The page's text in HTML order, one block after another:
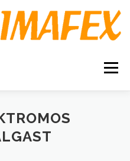
Menü
TERMÉKEK